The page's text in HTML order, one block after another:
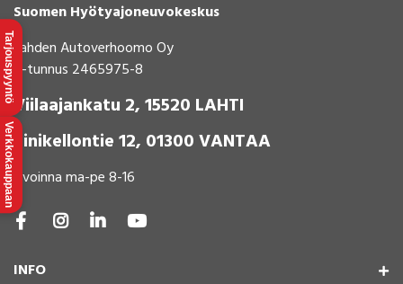
Suomen Hyötyajoneuvokeskus
Lahden Autoverhoomo Oy
Y-tunnus 2465975-8
Viilaajankatu 2, 15520 LAHTI
Sinikellontie 12, 01300 VANTAA
Avoinna ma-pe 8-16
INFO
Tarjouspyyntö
Verkkokauppaan